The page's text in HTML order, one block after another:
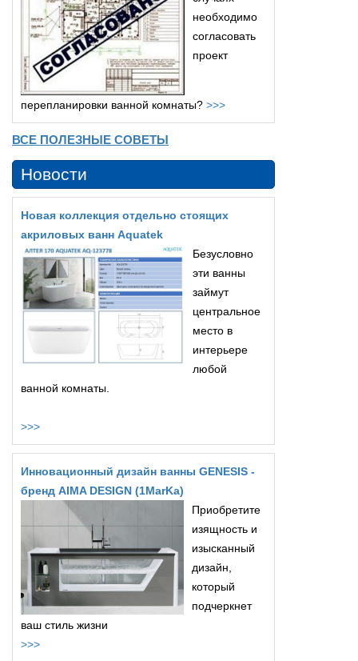
необходимо
согласовать
проект
перепланировки ванной комнаты? >>>
ВСЕ ПОЛЕЗНЫЕ СОВЕТЫ
Новости
Новая коллекция отдельно стоящих
акриловых ванн Aquatek
Безусловно
эти ванны
займут
центральное
место в
интерьере
любой
ванной комнаты.
>>>
Инновационный дизайн ванны GENESIS -
бренд AIMA DESIGN (1MarKa)
Приобретите
изящность и
изысканный
дизайн,
который
подчеркнет
ваш стиль жизни
>>>